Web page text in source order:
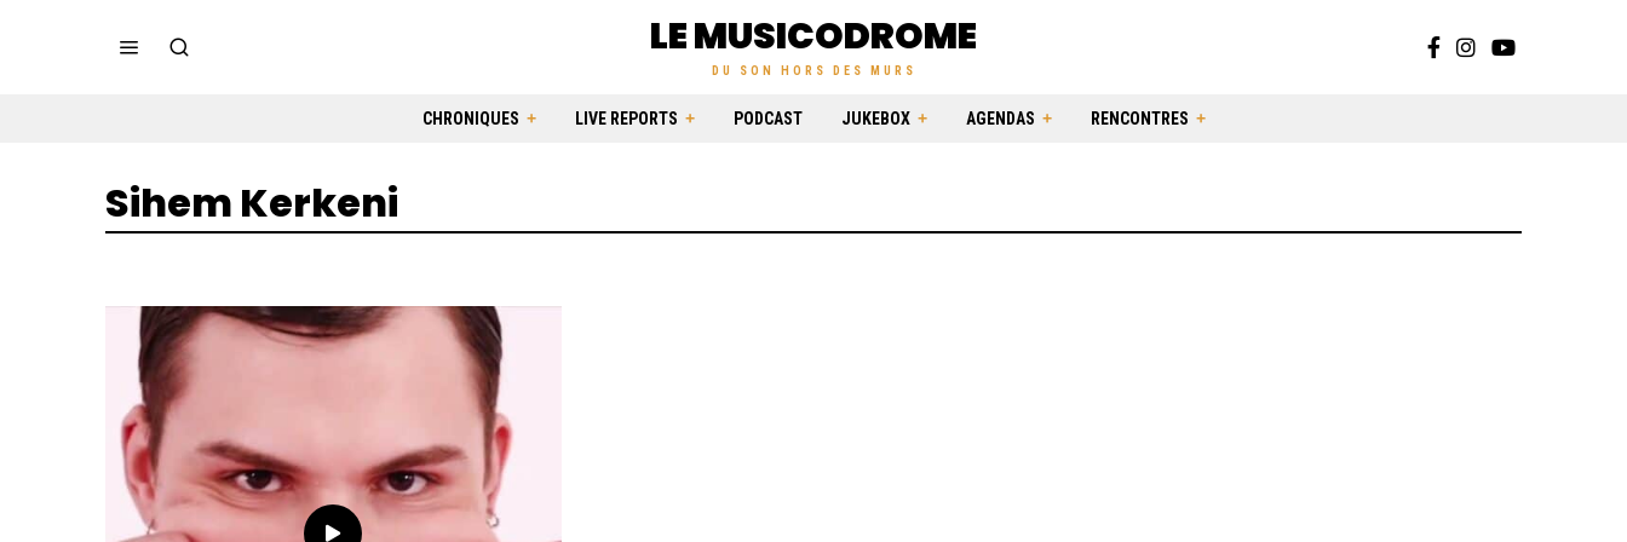
LE MUSICODROME
DU SON HORS DES MURS
CHRONIQUES LIVE REPORTS PODCAST JUKEBOX AGENDAS RENCONTRES
Sihem Kerkeni